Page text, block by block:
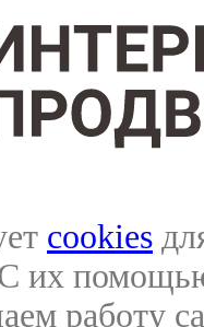
cookies
С их
работу